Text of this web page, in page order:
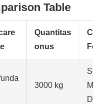
Table
Quantitas
onus
3000 kg